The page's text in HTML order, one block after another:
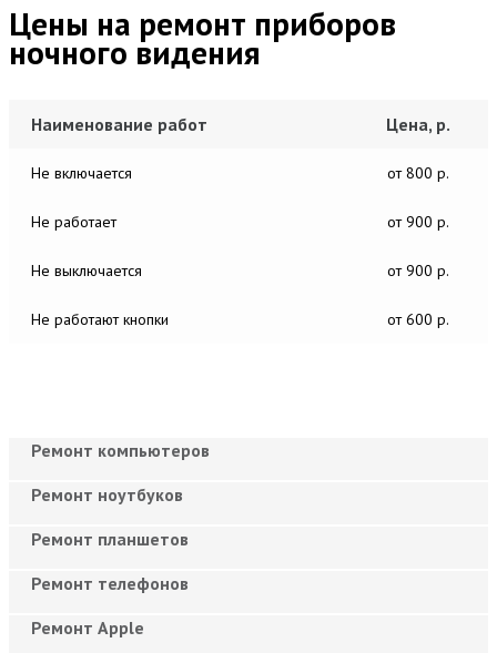
Цены на ремонт приборов
ночного видения
Наименование работ Цена, р.
Не включается от 800 р.
Не работает от 900 р.
Не выключается от 900 р.
Не работают кнопки от 600 р.
Ремонт компьютеров
Ремонт ноутбуков
Ремонт планшетов
Ремонт телефонов
Ремонт Apple